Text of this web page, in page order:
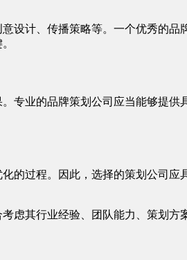
设计、传播策略等。一个优秀的
专业的品牌策划公司应当能够提
的过程。因此，选择的策划公司
虑其行业经验、团队能力、策划